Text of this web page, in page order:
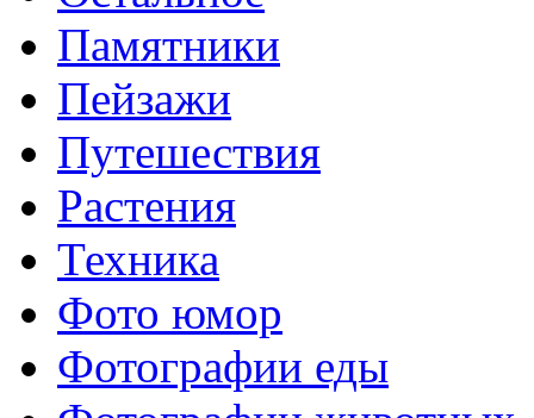
Памятники
Пейзажи
Путешествия
Растения
Техника
Фото юмор
Фотографии еды